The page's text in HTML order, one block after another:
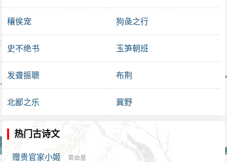
穰侯宠 狗彘之行
史不绝书 玉笋朝班
发聋振聩 布荆
北鄙之乐 冀野
热门古诗文
赠贵官家小姬 曾由基